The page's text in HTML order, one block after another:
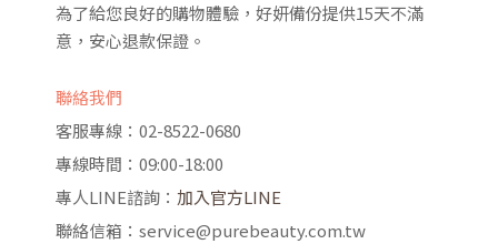
為了給您良好的購物體驗，好妍備份提供15天不滿
意，安心退款保證。
聯絡我們
客服專線：02-8522-0680
專線時間：09:00-18:00
專人LINE諮詢： 加入官方LINE
聯絡信箱：service@purebeauty.com.tw